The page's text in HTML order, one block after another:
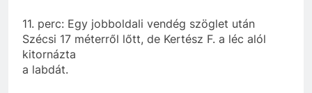
11. perc: Egy jobboldali vendég szöglet után
Szécsi 17 méterről lőtt, de Kertész F. a léc alól
kitornázta
a labdát.